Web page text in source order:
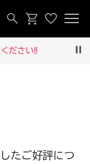
ださい‼
たご好評につ